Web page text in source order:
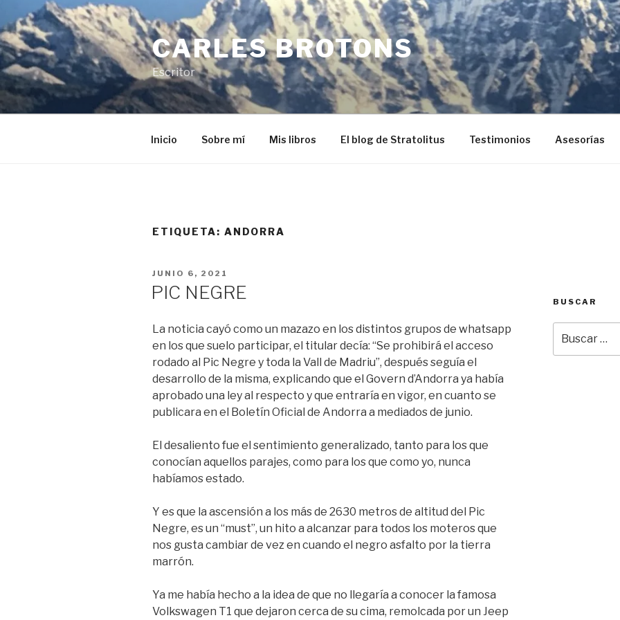
al
contenido
CARLES BROTONS
Escritor
Inicio Sobre mí Mis libros El blog de Stratolitus Testimonios Asesorías
ETIQUETA: ANDORRA
PUBLICADO
EL
JUNIO 6, 2021
PIC NEGRE
La noticia cayó como un mazazo en los distintos grupos de whatsapp
en los que suelo participar, el titular decía: “Se prohibirá el acceso
rodado al Pic Negre y toda la Vall de Madriu”, después seguía el
desarrollo de la misma, explicando que el Govern d’Andorra ya había
aprobado una ley al respecto y que entraría en vigor, en cuanto se
publicara en el Boletín Oficial de Andorra a mediados de junio.
El desaliento fue el sentimiento generalizado, tanto para los que
conocían aquellos parajes, como para los que como yo, nunca
habíamos estado.
Y es que la ascensión a los más de 2630 metros de altitud del Pic
Negre, es un “must”, un hito a alcanzar para todos los moteros que
nos gusta cambiar de vez en cuando el negro asfalto por la tierra
marrón.
Ya me había hecho a la idea de que no llegaría a conocer la famosa
Volkswagen T1 que dejaron cerca de su cima, remolcada por un Jeep
BUSCAR
por: